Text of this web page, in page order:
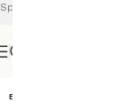
Spedizione gratuita
ESAURITO